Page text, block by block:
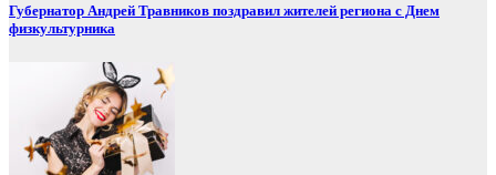
Губернатор Андрей Травников поздравил жителей региона с Днем
физкультурника